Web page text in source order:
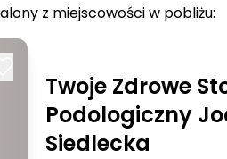
z miejscowości w pobliżu:
Twoje Zdrowe
Podologiczny
Siedlecka